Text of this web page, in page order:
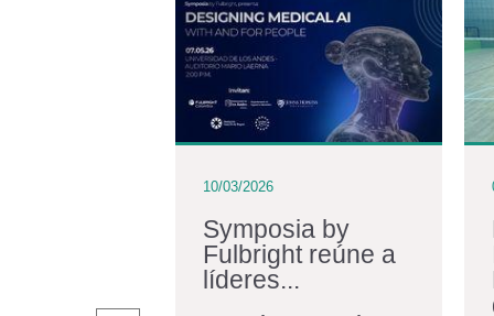
10/03/2026
Symposia by
Fulbright reúne a
líderes...